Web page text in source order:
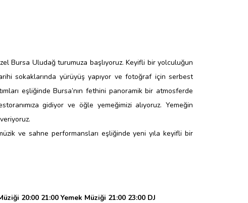
Bursa Uludağ turumuza başlıyoruz. Keyifli bir yolculuğun
sokaklarında yürüyüş yapıyor ve fotoğraf için serbest
eşliğinde Bursa’nın fethini panoramik bir atmosferde
gidiyor ve öğle yemeğimizi alıyoruz. Yemeğin
ve sahne performansları eşliğinde yeni yıla keyifli bir
20:00 21:00 Yemek Müziği 21:00 23:00 DJ